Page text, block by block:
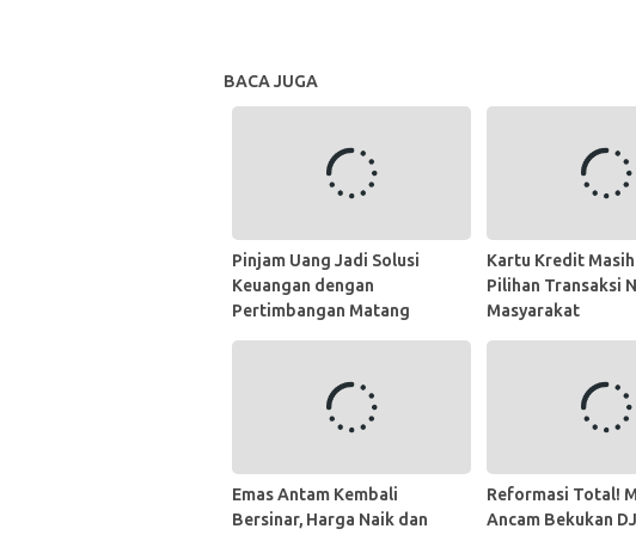
BACA JUGA
Pinjam Uang Jadi Solusi
Keuangan dengan
Pertimbangan Matang
Kartu Kredit
Pilihan Transaksi
Masyarakat
Emas Antam Kembali
Bersinar, Harga Naik dan
Reformasi Total!
Ancam Bekukan